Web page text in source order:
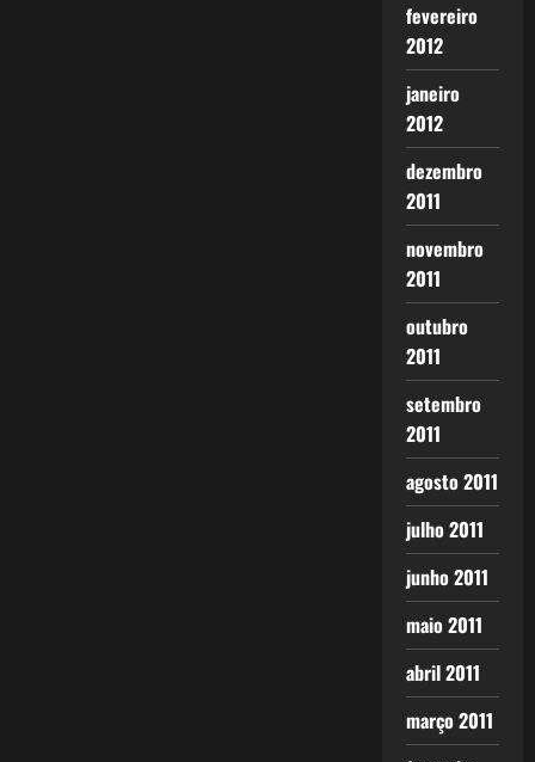
fevereiro
2012
janeiro
2012
dezembro
2011
novembro
2011
outubro
2011
setembro
2011
agosto 2011
julho 2011
junho 2011
maio 2011
abril 2011
março 2011